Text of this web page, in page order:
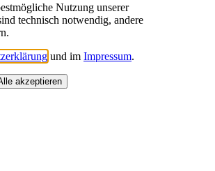
Nutzung unserer
technisch notwendig, andere
und im Impressum.
akzeptieren